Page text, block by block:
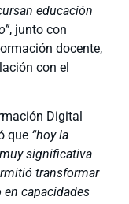
educación
, junto con
docente,
con el
Digital
que “hoy la
significativa
transformar
capacidades